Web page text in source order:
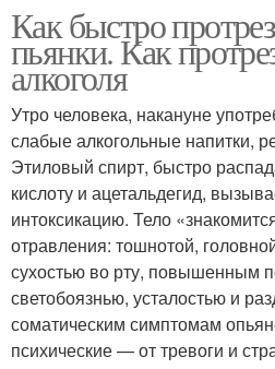
Как быстро
пьянки. Как
алкоголя
Утро человека, накануне
слабые алкогольные напитки,
Этиловый спирт, быстро
кислоту и ацетальдегид,
интоксикацию. Тело
отравления: тошнотой,
сухостью во рту, повышенным
светобоязнью, усталостью и
соматическим симптомам
психические — от тревоги и